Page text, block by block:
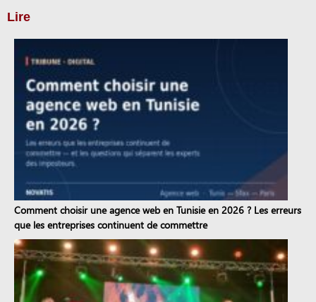
Lire
Comment choisir une agence web en Tunisie en 2026 ? Les erreurs
que les entreprises continuent de commettre